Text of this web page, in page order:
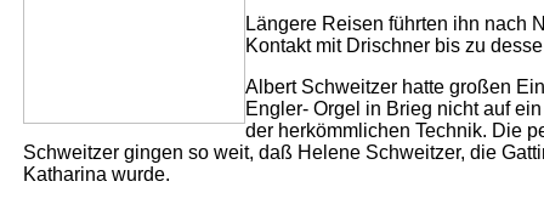
Längere Reisen führten ihn nach
Kontakt mit Drischner bis zu
Albert Schweitzer hatte großen
Engler- Orgel in Brieg nicht auf
der herkömmlichen Technik. Die
Schweitzer gingen so weit, daß Helene Schweitzer, die
Katharina wurde.